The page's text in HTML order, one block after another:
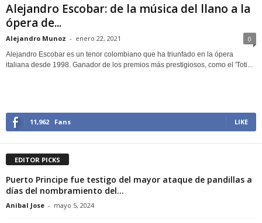
Alejandro Escobar: de la música del llano a la
ópera de...
Alejandro Munoz - enero 22, 2021 0
Alejandro Escobar es un tenor colombiano que ha triunfado en la ópera
italiana desde 1998. Ganador de los premios más prestigiosos, como el 'Toti...
11,962 Fans LIKE
EDITOR PICKS
Puerto Principe fue testigo del mayor ataque de pandillas a
días del nombramiento del...
Anibal Jose - mayo 5, 2024